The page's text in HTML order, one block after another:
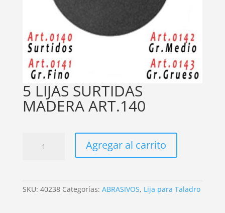
5 LIJAS SURTIDAS
MADERA ART.140
Agregar al carrito
SKU: 40238 Categorías: ABRASIVOS, Lija para Taladro